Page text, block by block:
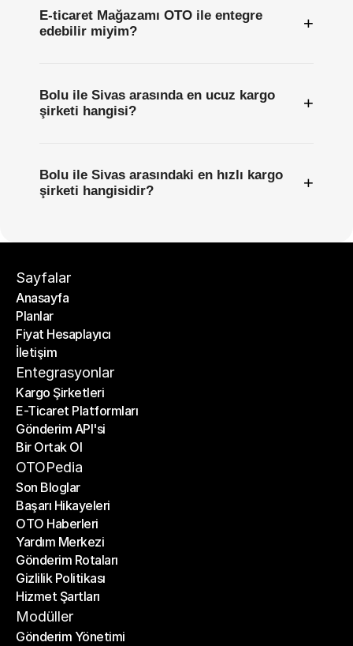
E-ticaret Mağazamı OTO ile entegre
edebilir miyim?
+
Bolu ile Sivas arasında en ucuz kargo
şirketi hangisi?
+
Bolu ile Sivas arasındaki en hızlı kargo
şirketi hangisidir?
+
Sayfalar
Anasayfa
Anasayfa
Planlar
Planlar
Fiyat Hesaplayıcı
Fiyat Hesaplayıcı
İletişim
İletişim
Entegrasyonlar
Kargo Şirketleri
Kargo Şirketleri
E-Ticaret Platformları
E-Ticaret Platformları
Gönderim API'si
Gönderim API'si
Bir Ortak Ol
Bir Ortak Ol
OTOPedia
Son Bloglar
Son Bloglar
Başarı Hikayeleri
Başarı Hikayeleri
OTO Haberleri
OTO Haberleri
Yardım Merkezi
Yardım Merkezi
Gönderim Rotaları
Gönderim Rotaları
Gizlilik Politikası
Gizlilik Politikası
Hizmet Şartları
Hizmet Şartları
Modüller
Gönderim Yönetimi